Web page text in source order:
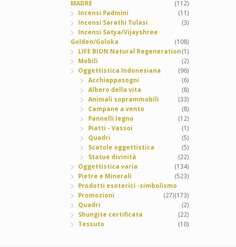
MADRE
(112)
Incensi Padmini
(11)
Incensi Sarathi Tulasi
(3)
Incensi Satya/Vijayshree
Golden/Goloka
(108)
LIFE BION Natural Regeneration(1)
Mobili
(2)
Oggettistica Indonesiana
(96)
Acchiappasogni
(6)
Albero della vita
(8)
Animali soprammobili
(33)
Campane a vento
(8)
Pannelli legno
(12)
Piatti - Vassoi
(1)
Quadri
(5)
Scatole oggettistica
(5)
Statue divinità
(22)
Oggettistica varia
(134)
Pietre e Minerali
(523)
Prodotti esoterici -simbolismo
(173)
Promozioni
(27)
Quadri
(2)
Shungite certificata
(22)
Tessuto
(10)